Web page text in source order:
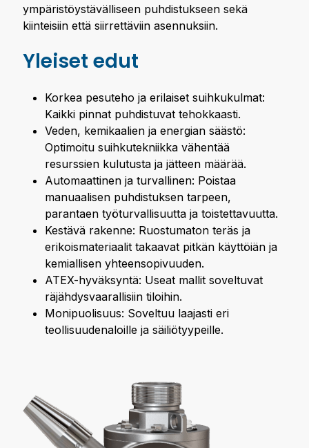
ympäristöystävälliseen puhdistukseen sekä
kiinteisiin että siirrettäviin asennuksiin.
Yleiset edut
Korkea pesuteho ja erilaiset suihkukulmat:
Kaikki pinnat puhdistuvat tehokkaasti.
Veden, kemikaalien ja energian säästö:
Optimoitu suihkutekniikka vähentää
resurssien kulutusta ja jätteen määrää.
Automaattinen ja turvallinen: Poistaa
manuaalisen puhdistuksen tarpeen,
parantaen työturvallisuutta ja toistettavuutta.
Kestävä rakenne: Ruostumaton teräs ja
erikoismateriaalit takaavat pitkän käyttöiän ja
kemiallisen yhteensopivuuden.
ATEX-hyväksyntä: Useat mallit soveltuvat
räjähdysvaarallisiin tiloihin.
Monipuolisuus: Soveltuu laajasti eri
teollisuudenaloille ja säiliötyypeille.